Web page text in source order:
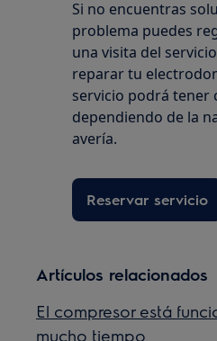
Si no encuentras
problema puedes
una visita del
reparar tu
servicio podrá tener
dependiendo de la
avería.
Reservar servicio
Artículos relacionados
El compresor está
mucho tiempo